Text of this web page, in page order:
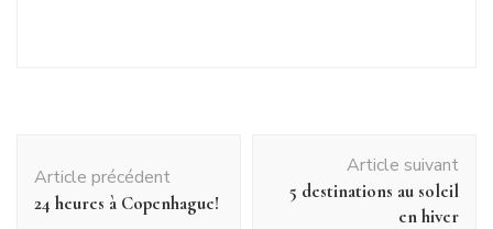
d'article
Article précédent
24 heures à Copenhague!
Article suivant
5 destinations au soleil
en hiver